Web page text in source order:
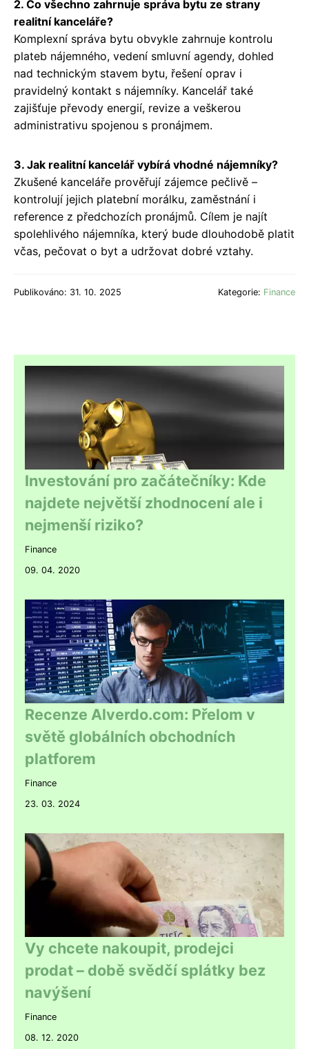
2. Co všechno zahrnuje správa bytu ze strany
realitní kanceláře?
Komplexní správa bytu obvykle zahrnuje kontrolu
plateb nájemného, vedení smluvní agendy, dohled
nad technickým stavem bytu, řešení oprav i
pravidelný kontakt s nájemníky. Kancelář také
zajišťuje převody energií, revize a veškerou
administrativu spojenou s pronájmem.
3. Jak realitní kancelář vybírá vhodné nájemníky?
Zkušené kanceláře prověřují zájemce pečlivě –
kontrolují jejich platební morálku, zaměstnání i
reference z předchozích pronájmů. Cílem je najít
spolehlivého nájemníka, který bude dlouhodobě platit
včas, pečovat o byt a udržovat dobré vztahy.
Publikováno: 31. 10. 2025 Kategorie: Finance
Investování pro začátečníky: Kde
najdete největší zhodnocení ale i
nejmenší riziko?
Finance
09. 04. 2020
Recenze Alverdo.com: Přelom v
světě globálních obchodních
platforem
Finance
23. 03. 2024
Vy chcete nakoupit, prodejci
prodat – době svědčí splátky bez
navýšení
Finance
08. 12. 2020